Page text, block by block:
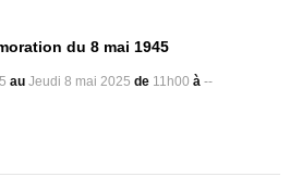
du 8 mai 1945
au Jeudi 8 mai 2025 de 11h00 à --